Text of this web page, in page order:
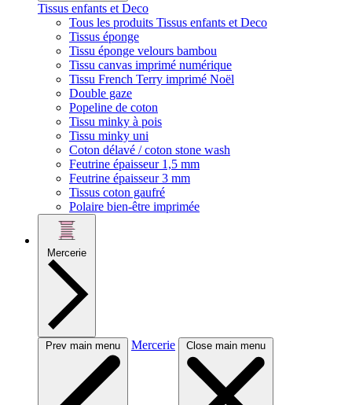
Tissus enfants et Deco
Tous les produits Tissus enfants et Deco
Tissus éponge
Tissu éponge velours bambou
Tissu canvas imprimé numérique
Tissu French Terry imprimé Noël
Double gaze
Popeline de coton
Tissu minky à pois
Tissu minky uni
Coton délavé / coton stone wash
Feutrine épaisseur 1,5 mm
Feutrine épaisseur 3 mm
Tissus coton gaufré
Polaire bien-être imprimée
Mercerie
Prev main menu Mercerie Close main menu